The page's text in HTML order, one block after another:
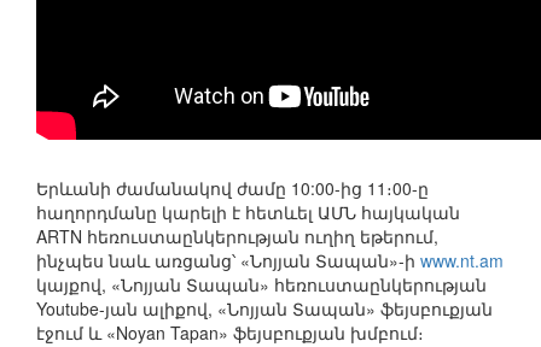
Երևանի ժամանակով ժամը 10:00-ից 11։00-ը
հաղորդմանը կարելի է հետևել ԱՄՆ հայկական
ARTN հեռուստաընկերության ուղիղ եթերում,
ինչպես նաև առցանց՝ «Նոյյան Տապան»-ի www.nt.am
կայքով, «Նոյյան Տապան» հեռուստաընկերության
Youtube-յան ալիքով, «Նոյյան Տապան» ֆեյսբուքյան
էջում և «Noyan Tapan» ֆեյսբուքյան խմբում։